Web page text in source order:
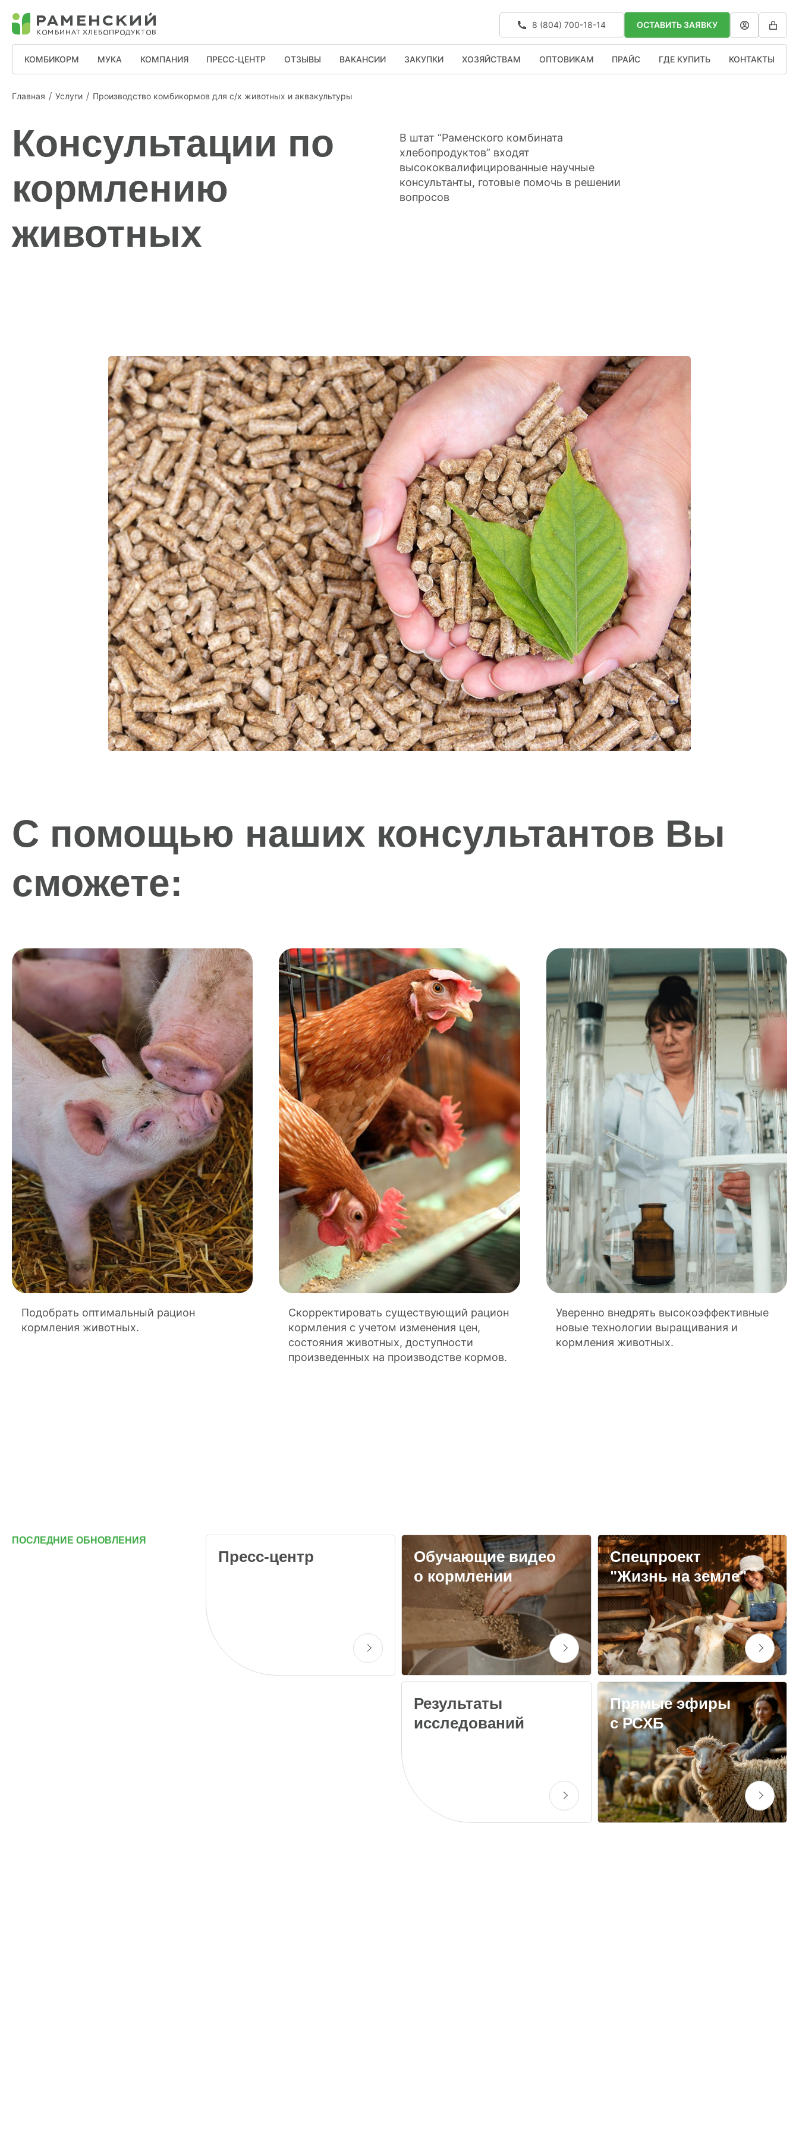
8 (804) 700-18-14 ОСТАВИТЬ ЗАЯВКУ
КОМБИКОРМ МУКА КОМПАНИЯ ПРЕСС-ЦЕНТР ОТЗЫВЫ ВАКАНСИИ ЗАКУПКИ ХОЗЯЙСТВАМ ОПТОВИКАМ ПРАЙС ГДЕ КУПИТЬ КОНТАКТЫ
Главная Услуги Производство комбикормов для с/х животных и аквакультуры
Консультации по
кормлению
животных
В штат “Раменского комбината
хлебопродуктов” входят
высококвалифицированные научные
консультанты, готовые помочь в решении
вопросов
С помощью наших консультантов Вы
сможете:
Подобрать оптимальный рацион
кормления животных.
Скорректировать существующий рацион
кормления с учетом изменения цен,
состояния животных, доступности
произведенных на производстве кормов.
Уверенно внедрять высокоэффективные
новые технологии выращивания и
кормления животных.
ПОСЛЕДНИЕ ОБНОВЛЕНИЯ
Пресс-центр
Обучающие видео
о кормлении
Спецпроект
"Жизнь на земле"
Результаты
исследований
Прямые эфиры
с РСХБ